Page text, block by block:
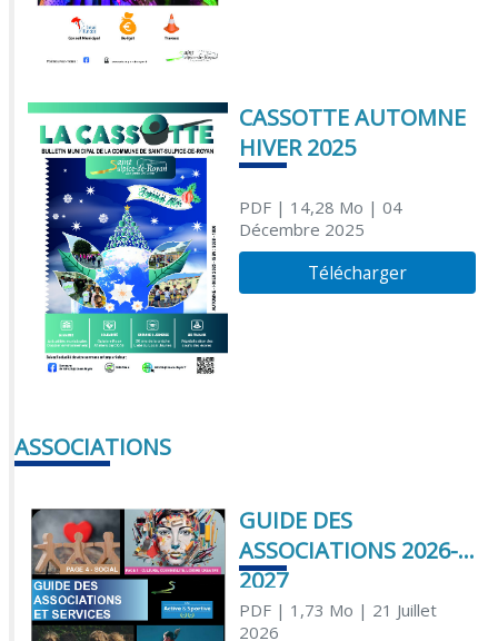
CASSOTTE AUTOMNE
HIVER 2025
PDF| 14,28 Mo | 04
Décembre 2025
Télécharger
ASSOCIATIONS
GUIDE DES
ASSOCIATIONS 2026-
2027
PDF| 1,73 Mo | 21 Juillet
2026